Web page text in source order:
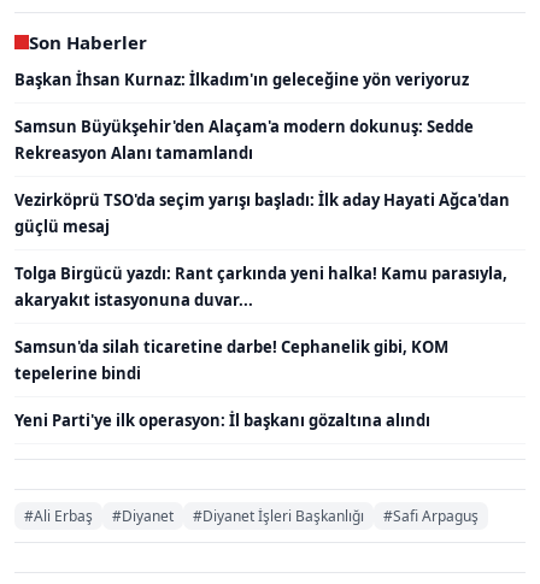
Son Haberler
Başkan İhsan Kurnaz: İlkadım'ın geleceğine yön veriyoruz
Samsun Büyükşehir'den Alaçam'a modern dokunuş: Sedde
Rekreasyon Alanı tamamlandı
Vezirköprü TSO'da seçim yarışı başladı: İlk aday Hayati Ağca'dan
güçlü mesaj
Tolga Birgücü yazdı: Rant çarkında yeni halka! Kamu parasıyla,
akaryakıt istasyonuna duvar...
Samsun'da silah ticaretine darbe! Cephanelik gibi, KOM
tepelerine bindi
Yeni Parti'ye ilk operasyon: İl başkanı gözaltına alındı
#Ali Erbaş #Diyanet #Diyanet İşleri Başkanlığı #Safi Arpaguş